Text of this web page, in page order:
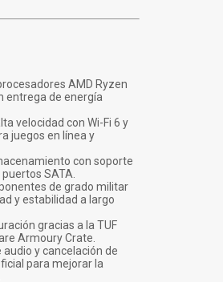
AMD Ryzen
entrega de energía
velocidad con Wi-Fi 6 y
juegos en línea y
con soporte
SATA.
de grado militar
y estabilidad a largo
gracias a la TUF
Armoury Crate.
y cancelación de
para mejorar la